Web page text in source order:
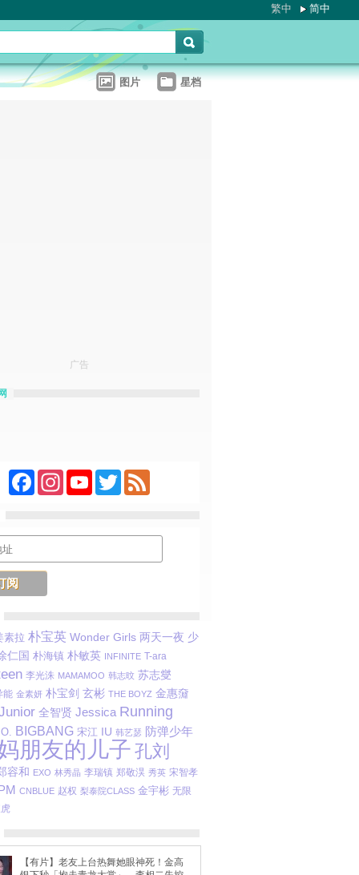
繁中 简中
图片 星档
广告
FacebookInstagramYouTubeTwitterFeed
素拉 朴宝英 Wonder Girls 两天一夜 少
仁国 朴海镇 朴敏英 INFINITE T-ara
李光洙 MAMAMOO 韩志旼 苏志燮
能 金素妍 朴宝剑 玄彬 THE BOYZ 金惠奫
全智贤 Jessica Running
BIGBANG 宋江 IU 韩艺瑟 防弹少年
朋友的儿子 孔刘
容和 EXO 林秀晶 李瑞镇 郑敬淏 秀英 宋智孝
CNBLUE 赵权 梨泰院CLASS 金宇彬 无限
【有片】老友上台热舞她眼神死！金高